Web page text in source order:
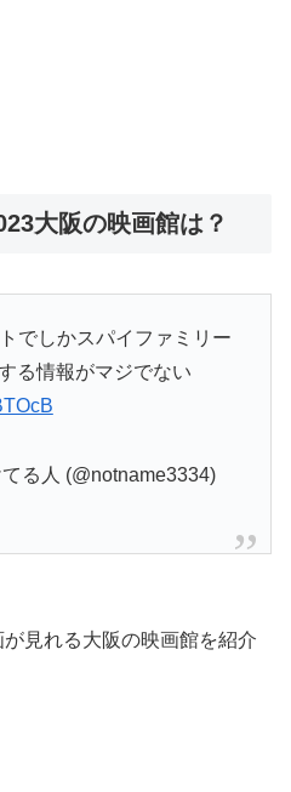
大阪の映画館は？
でしかスパイファミリー
る情報がマジでない
る人 (@notname3334)
見れる大阪の映画館を紹介